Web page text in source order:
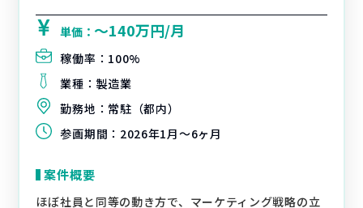
単価：〜140万円/月
稼働率： 100%
業種： 製造業
勤務地： 常駐（都内）
参画期間： 2026年1月～6ヶ月
案件概要
ほぼ社員と同等の動き方で、マーケティング戦略の立